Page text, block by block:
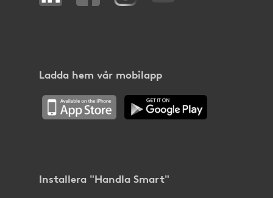
Ladda hem vår mobilapp
Installera "Handla Smart"